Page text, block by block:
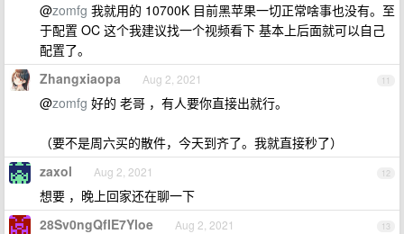
@zomfg 我就用的 10700K 目前黑苹果一切正常啥事也没有。至
于配置 OC 这个我建议找一个视频看下 基本上后面就可以自己
配置了。
11
Zhangxiaopa Aug 2, 2021
@zomfg 好的 老哥 ，有人要你直接出就行。
（要不是周六买的散件，今天到齐了。我就直接秒了）
12
zaxol Aug 2, 2021
想要 ，晚上回家还在聊一下
13
28Sv0ngQfIE7Yloe Aug 2, 2021